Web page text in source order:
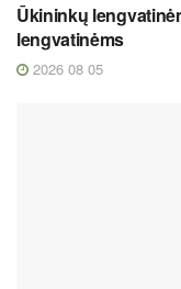
Ūkininkų
lengvatinėms
2026 08 05